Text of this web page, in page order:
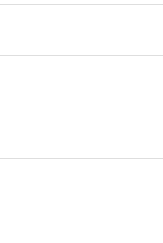
2026
U BIH